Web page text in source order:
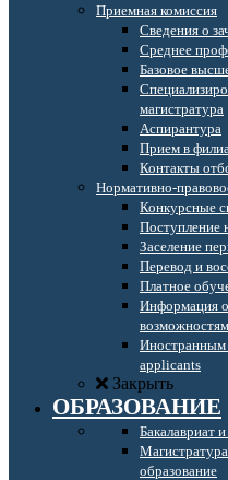
Приемная комиссия
Сведения о
Среднее
Базовое
магистратура
Аспирантура
Прием в
Контакты
Нормативно-
Конкурсные
Поступление
Заселение
Перевод и
Платное
Информация
Иностранным
applicants
Закрыть
ОБРАЗОВАНИЕ
Бакалавриат
образование